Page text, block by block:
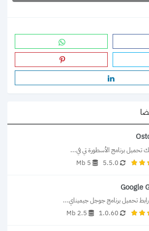
تحميل برنامج الأسطورة تي في...
5.5.0
5 Mb
Google
تحميل برنامج جوجل جيميناي...
1.0.60
2.5 Mb